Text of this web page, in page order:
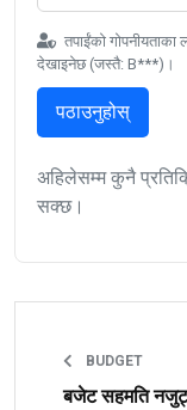
तपाईंको गोपनीयताका
देखाइनेछ (जस्तै: B***)।
पठाउनुहोस्
अहिलेसम्म कुनै
सक्छ।
BUDGET
बजेट सहमति